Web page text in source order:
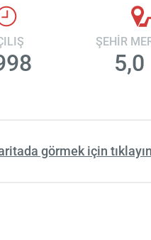
görmek için